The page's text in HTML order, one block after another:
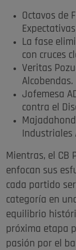
Octavos de
Expectativas
La fase
con cruces
Veritas
Alcobendas.
Jofemesa
contra el
Industriales
Mientras, el CB
enfocan sus
cada partido
categoría en
equilibrio
próxima etapa
pasión por el